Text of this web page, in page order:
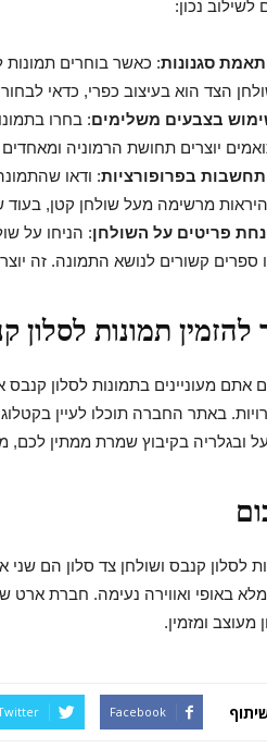
לשילוב נכון:
סגנונות: כאשר בוחרים
הצד הוא בעיצוב כפרי, כדאי
בצבעים משלימים: בחרו
יוצרים תחושת הרמוניה
בפרופורציות: ודאו
מרשימה מעל שולחן קטן, בעוד
פריטים על השולחן: הניחו על
ספרים קשורים לנושא התמונה. זה יוצר
להזמין תמונות לסלון
אתם מעוניינים בתמונות לסלון
באתר החברה תוכלו לעיין
ובגלריה בקיבוץ שמרת ממתין לכם,
לסלון קנבס ושולחן צד סלון הם שני
באופי ואווירה נעימה. חברת ארט
מעוצב ומזמין.
Facebook